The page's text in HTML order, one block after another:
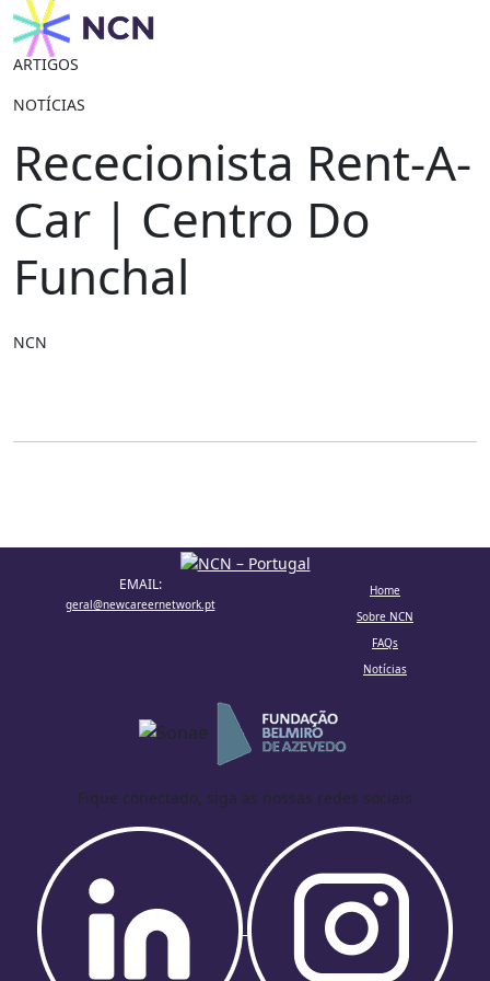
ARTIGOS
NOTÍCIAS
Rececionista Rent-A-
Car | Centro Do
Funchal
NCN
EMAIL:
geral@newcareernetwork.pt
Home
Sobre NCN
FAQs
Notícias
Fique conectado, siga as nossas redes sociais